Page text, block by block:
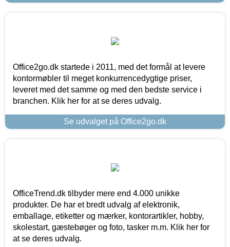
Office2go.dk startede i 2011, med det formål at levere
kontormøbler til meget konkurrencedygtige priser,
leveret med det samme og med den bedste service i
branchen. Klik her for at se deres udvalg.
Se udvalget på Office2go.dk
OfficeTrend.dk tilbyder mere end 4.000 unikke
produkter. De har et bredt udvalg af elektronik,
emballage, etiketter og mærker, kontorartikler, hobby,
skolestart, gæstebøger og foto, tasker m.m. Klik her for
at se deres udvalg.